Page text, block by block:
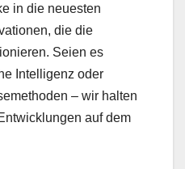
in die neuesten
die die
Seien es
Intelligenz oder
– wir halten
auf dem